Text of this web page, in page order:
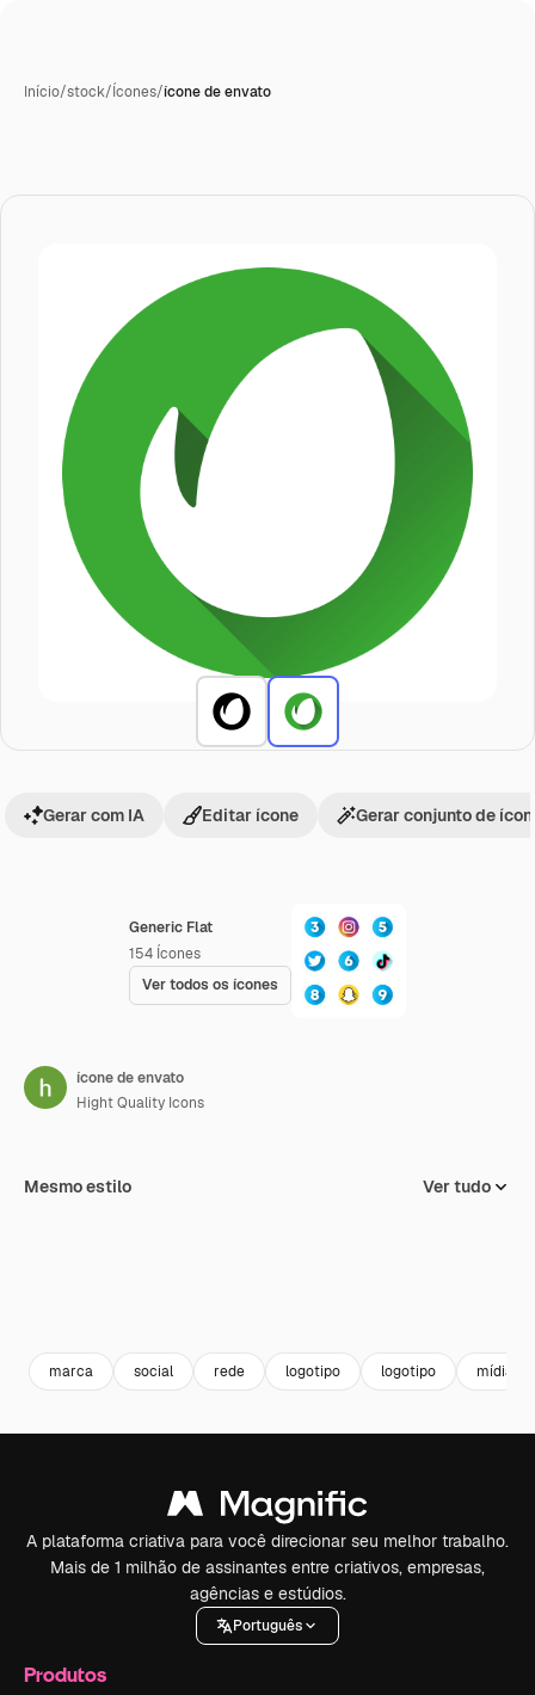
Início/stock/Ícones/ícone de envato
Generic Flat
154 Ícones
Ver todos os ícones
Gerar com IA Editar ícone Gerar conjunto de
ícone de envato
Hight Quality Icons
Mesmo estilo Ver tudo
marca social rede logotipo logotipo mídia
A plataforma criativa para você direcionar seu melhor trabalho.
Mais de 1 milhão de assinantes entre criativos, empresas,
agências e estúdios.
Português
Produtos